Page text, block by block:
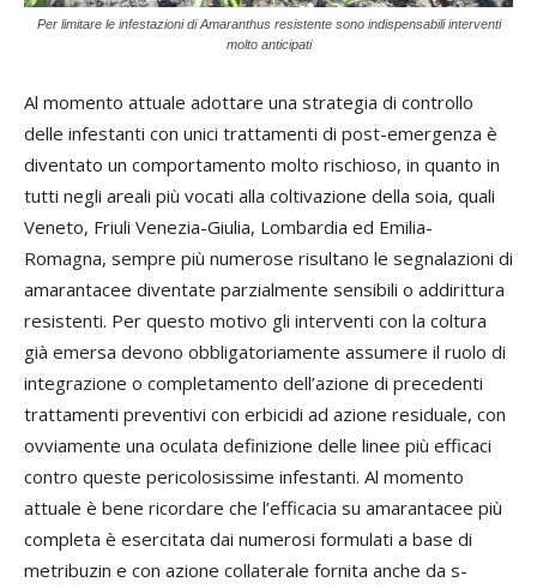
Per limitare le infestazioni di Amaranthus resistente sono indispensabili interventi
molto anticipati
Al momento attuale adottare una strategia di controllo
delle infestanti con unici trattamenti di post-emergenza è
diventato un comportamento molto rischioso, in quanto in
tutti negli areali più vocati alla coltivazione della soia, quali
Veneto, Friuli Venezia-Giulia, Lombardia ed Emilia-
Romagna, sempre più numerose risultano le segnalazioni di
amarantacee diventate parzialmente sensibili o addirittura
resistenti. Per questo motivo gli interventi con la coltura
già emersa devono obbligatoriamente assumere il ruolo di
integrazione o completamento dell’azione di precedenti
trattamenti preventivi con erbicidi ad azione residuale, con
ovviamente una oculata definizione delle linee più efficaci
contro queste pericolosissime infestanti. Al momento
attuale è bene ricordare che l’efficacia su amarantacee più
completa è esercitata dai numerosi formulati a base di
metribuzin e con azione collaterale fornita anche da s-